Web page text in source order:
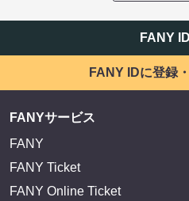
FANY
FANY IDに登録
FANYサービス
FANY
FANY Ticket
FANY Online Ticket